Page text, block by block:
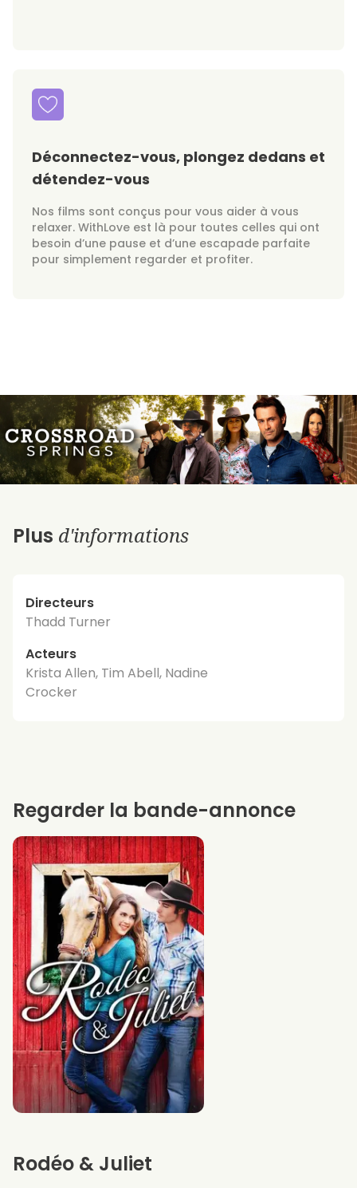
Déconnectez-vous, plongez dedans et
détendez-vous
Nos films sont conçus pour vous aider à vous
relaxer. WithLove est là pour toutes celles qui ont
besoin d’une pause et d’une escapade parfaite
pour simplement regarder et profiter.
Plus d'informations
Directeurs
Thadd Turner
Acteurs
Krista Allen, Tim Abell, Nadine
Crocker
Rodéo & Juliet
Regarder la bande-annonce